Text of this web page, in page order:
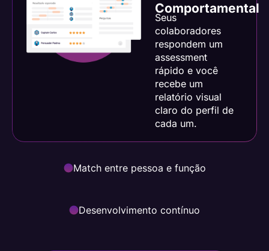
Match entre pessoa e função
Desenvolvimento contínuo
Comportamental
Seus
colaboradores
respondem um
assessment
rápido e você
recebe um
relatório visual
claro do perfil de
cada um.